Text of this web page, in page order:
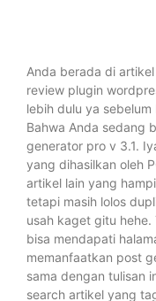
Anda berada di
review plugin
lebih dulu ya
Bahwa Anda sedang
generator pro v 3.1.
yang dihasilkan oleh
artikel lain yang
tetapi masih lolos
usah kaget gitu hehe.
bisa mendapati
memanfaatkan post
sama dengan tulisan
search artikel yang